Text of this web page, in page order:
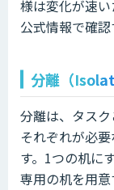
様は変化が速
公式情報で確認
分離（
分離は、タスク
それぞれが必
す。1つの机に
専用の机を用意